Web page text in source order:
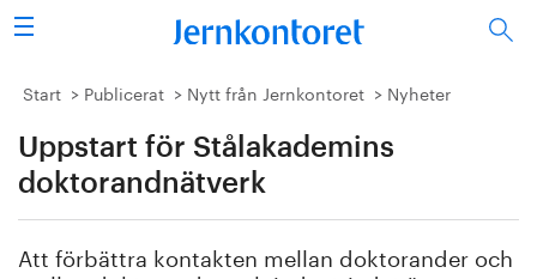
Sök
Stålindustrin
Vision 2050
Energi/miljö
Start Publicerat Nytt från Jernkontoret Nyheter
Uppstart för Stålakademins
doktorandnätverk
Att förbättra kontakten mellan doktorander och